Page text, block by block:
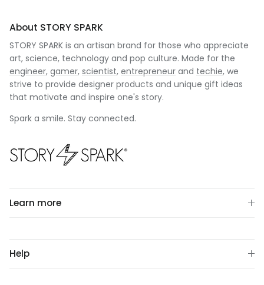
About STORY SPARK
STORY SPARK is an artisan brand for those who appreciate
art, science, technology and pop culture. Made for the
engineer, gamer, scientist, entrepreneur and techie, we
strive to provide designer products and unique gift ideas
that motivate and inspire one's story.
Spark a smile. Stay connected.
Learn more
Help